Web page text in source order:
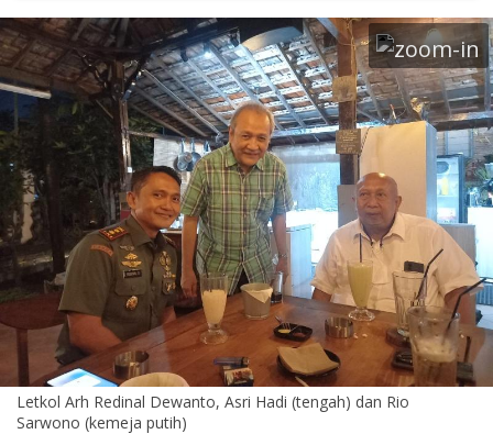
Letkol Arh Redinal Dewanto, Asri Hadi (tengah) dan Rio
Sarwono (kemeja putih)